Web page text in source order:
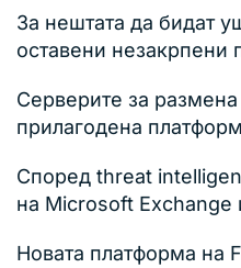
За нештата да бидат
оставени незакрпени
Серверите за
прилагодена
Според threat
на Microsoft Exchange
Новата платформа на